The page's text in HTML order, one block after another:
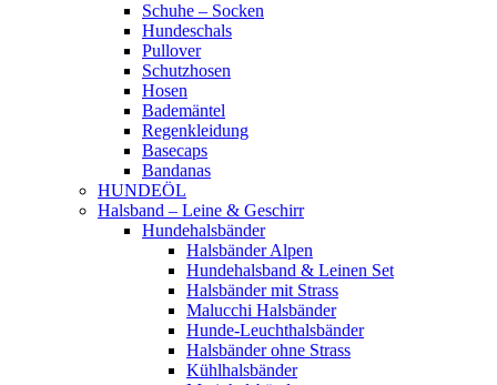
Schuhe – Socken
Hundeschals
Pullover
Schutzhosen
Hosen
Bademäntel
Regenkleidung
Basecaps
Bandanas
HUNDEÖL
Halsband – Leine & Geschirr
Hundehalsbänder
Halsbänder Alpen
Hundehalsband & Leinen Set
Halsbänder mit Strass
Malucchi Halsbänder
Hunde-Leuchthalsbänder
Halsbänder ohne Strass
Kühlhalsbänder